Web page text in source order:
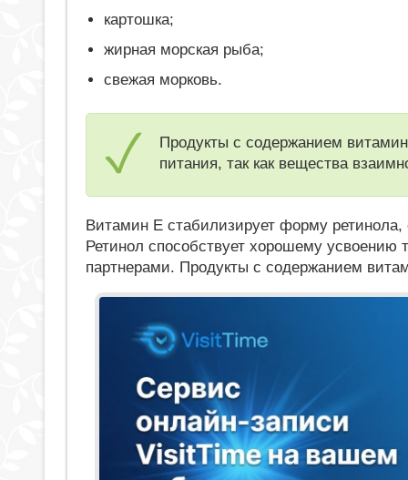
картошка;
жирная морская рыба;
свежая морковь.
Продукты с содержанием
питания, так как вещества
Витамин Е стабилизирует форму
Ретинол способствует хорошему
партнерами. Продукты с содержанием